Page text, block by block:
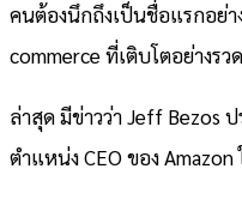
คนต้องนึกถึงเป็นชื่อแรกอย่า
commerce ที่เติบโตอย่างรว
ล่าสุด มีข่าวว่า Jeff Bezos ป
ตำแหน่ง CEO ของ